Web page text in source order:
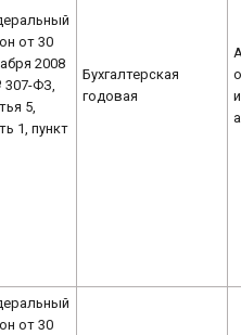
от 30
2008
307-ФЗ,
5,
1, пункт
Бухгалтерская
годовая
от 30